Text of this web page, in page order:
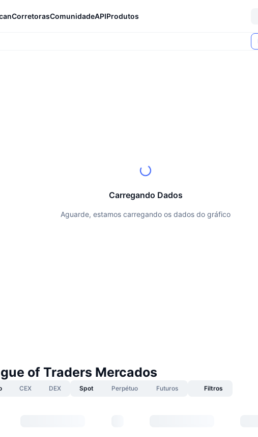
CorretorasComunidadeAPIProdutos
Carregando Dados
Aguarde, estamos carregando os dados do gráfico
of Traders Mercados
CEX DEX Spot Perpétuo Futuros Filtros